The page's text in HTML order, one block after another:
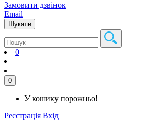
Замовити дзвінок
Email
Шукати
0
0
У кошику порожньо!
Реєстрація Вхід